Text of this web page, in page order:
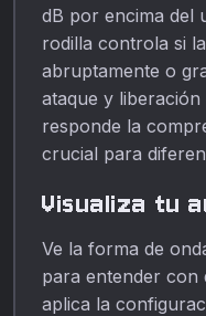
dB por encima del
rodilla controla si
abruptamente o
ataque y
responde la
crucial para
Visualiza tu
Ve la forma de
para entender con
aplica la